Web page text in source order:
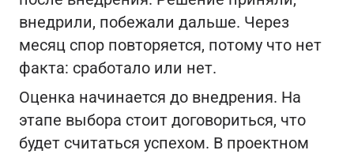
внедрили, побежали дальше. Через
месяц спор повторяется, потому что нет
факта: сработало или нет.
Оценка начинается до внедрения. На
этапе выбора стоит договориться, что
будет считаться успехом. В проектном